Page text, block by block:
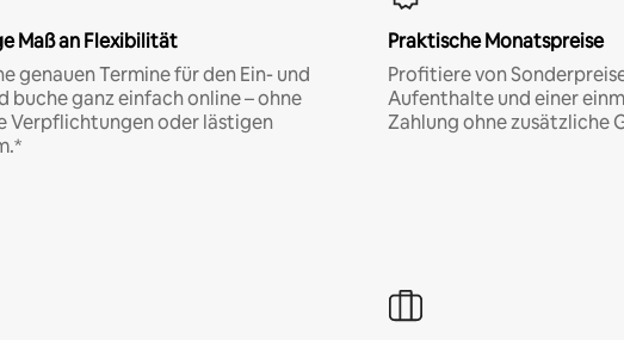
Maß an Flexibilität
genauen Termine für den Ein- und
buche ganz einfach online – ohne
Verpflichtungen oder lästigen
Praktische Monatspreise
Profitiere von
Aufenthalte und einer
Zahlung ohne zusätzliche